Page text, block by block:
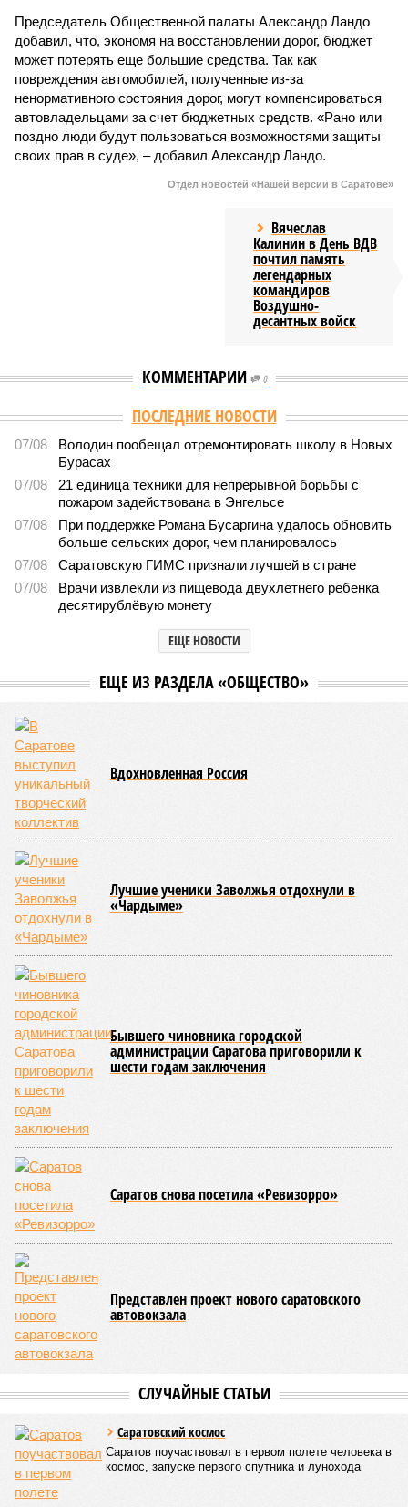
Председатель Общественной палаты Александр Ландо
добавил, что, экономя на восстановлении дорог, бюджет
может потерять еще большие средства. Так как
повреждения автомобилей, полученные из-за
ненормативного состояния дорог, могут компенсироваться
автовладельцами за счет бюджетных средств. «Рано или
поздно люди будут пользоваться возможностями защиты
своих прав в суде», – добавил Александр Ландо.
Отдел новостей «Нашей версии в Саратове»
Вячеслав
Калинин в День ВДВ
почтил память
легендарных
командиров
Воздушно-
десантных войск
КОММЕНТАРИИ 0
ПОСЛЕДНИЕ НОВОСТИ
07/08
Володин пообещал отремонтировать школу в Новых
Бурасах
07/08
21 единица техники для непрерывной борьбы с
пожаром задействована в Энгельсе
07/08
При поддержке Романа Бусаргина удалось обновить
больше сельских дорог, чем планировалось
07/08
Саратовскую ГИМС признали лучшей в стране
07/08
Врачи извлекли из пищевода двухлетнего ребенка
десятирублёвую монету
ЕЩЕ НОВОСТИ
ЕЩЕ ИЗ РАЗДЕЛА «ОБЩЕСТВО»
Вдохновленная Россия
Лучшие ученики Заволжья отдохнули в
«Чардыме»
Бывшего чиновника городской
администрации Саратова приговорили к
шести годам заключения
Саратов снова посетила «Ревизорро»
Представлен проект нового саратовского
автовокзала
СЛУЧАЙНЫЕ СТАТЬИ
Саратовский космос
Саратов поучаствовал в первом полете человека в
космос, запуске первого спутника и лунохода